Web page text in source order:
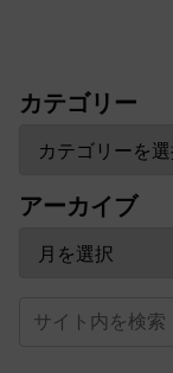
カテゴリー
アーカイブ